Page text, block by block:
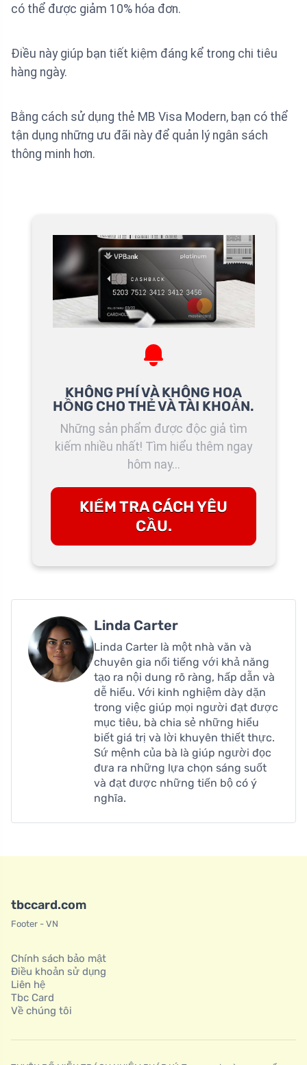
có thể được giảm 10% hóa đơn.
Điều này giúp bạn tiết kiệm đáng kể trong chi tiêu
hàng ngày.
Bằng cách sử dụng thẻ MB Visa Modern, bạn có thể
tận dụng những ưu đãi này để quản lý ngân sách
thông minh hơn.
KHÔNG PHÍ VÀ KHÔNG HOA
HỒNG CHO THẺ VÀ TÀI KHOẢN.
Những sản phẩm được độc giả tìm
kiếm nhiều nhất! Tìm hiểu thêm ngay
hôm nay...
KIỂM TRA CÁCH YÊU
CẦU.
Linda Carter
Linda Carter là một nhà văn và
chuyên gia nổi tiếng với khả năng
tạo ra nội dung rõ ràng, hấp dẫn và
dễ hiểu. Với kinh nghiệm dày dặn
trong việc giúp mọi người đạt được
mục tiêu, bà chia sẻ những hiểu
biết giá trị và lời khuyên thiết thực.
Sứ mệnh của bà là giúp người đọc
đưa ra những lựa chọn sáng suốt
và đạt được những tiến bộ có ý
nghĩa.
tbccard.com
Footer - VN
Chính sách bảo mật
Điều khoản sử dụng
Liên hệ
Tbc Card
Về chúng tôi